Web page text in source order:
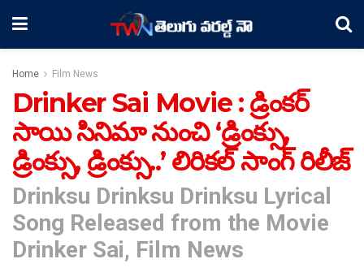
Home Film News
Drinker Sai Movie : డ్రింకర్
సాయి సినిమా నుంచి ‘డ్రింక్సు,
డ్రింక్సు, డ్రింక్సు..’ లిరికల్ సాంగ్ రిలీజ్
Drinksu Drinksu Drinksu Lyrical
Song Released from the Movie
Drinker Sai, Film News